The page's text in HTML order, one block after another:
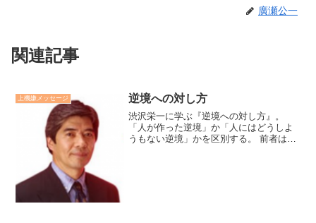
廣瀬公一
関連記事
上機嫌メッセージ 逆境への対し方
渋沢栄一に学ぶ『逆境への対し方』。
「人が作った逆境」か「人にはどうしよ
うもない逆境」かを区別する。 前者は、